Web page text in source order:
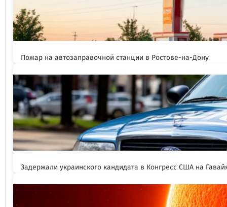
Пожар на автозаправочной станции в Ростове-на-Дону
Задержали украинского кандидата в Конгресс США на